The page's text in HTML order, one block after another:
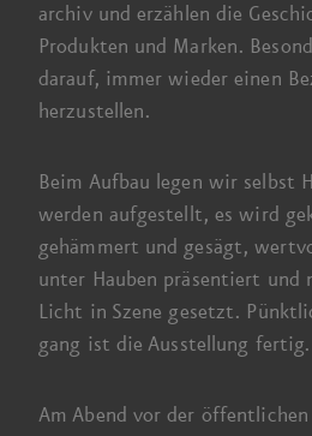
archiv und erzählen die
Produkten und Marken.
darauf, immer wieder einen
herzustellen.
Beim Aufbau legen wir selbst
werden aufgestellt, es wird
gehämmert und gesägt,
unter Hauben präsentiert
Licht in Szene gesetzt.
gang ist die Ausstellung fertig.
Am Abend vor der